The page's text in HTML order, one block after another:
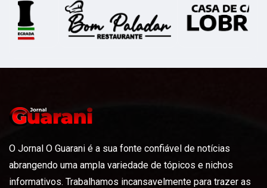
O Jornal O Guarani é a sua fonte confiável de notícias
abrangendo uma ampla variedade de tópicos e nichos
informativos. Trabalhamos incansavelmente para trazer as